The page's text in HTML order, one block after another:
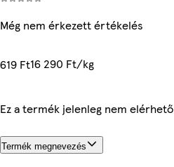
Még nem érkezett értékelés
619 Ft16 290 Ft/kg
Ez a termék jelenleg nem elérhető
Termék megnevezés